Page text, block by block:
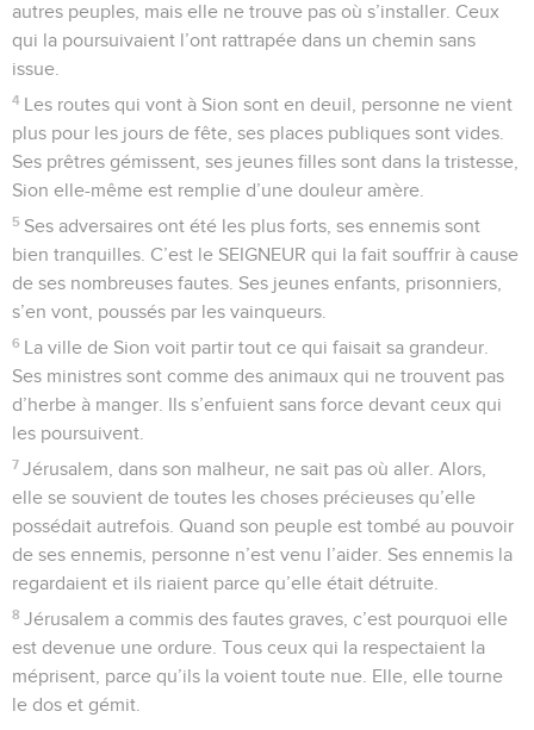
autres peuples, mais elle ne trouve pas où s’installer. Ceux
qui la poursuivaient l’ont rattrapée dans un chemin sans
issue.
4 Les routes qui vont à Sion sont en deuil, personne ne vient
plus pour les jours de fête, ses places publiques sont vides.
Ses prêtres gémissent, ses jeunes filles sont dans la tristesse,
Sion elle-même est remplie d’une douleur amère.
5 Ses adversaires ont été les plus forts, ses ennemis sont
bien tranquilles. C’est le SEIGNEUR qui la fait souffrir à cause
de ses nombreuses fautes. Ses jeunes enfants, prisonniers,
s’en vont, poussés par les vainqueurs.
6 La ville de Sion voit partir tout ce qui faisait sa grandeur.
Ses ministres sont comme des animaux qui ne trouvent pas
d’herbe à manger. Ils s’enfuient sans force devant ceux qui
les poursuivent.
7 Jérusalem, dans son malheur, ne sait pas où aller. Alors,
elle se souvient de toutes les choses précieuses qu’elle
possédait autrefois. Quand son peuple est tombé au pouvoir
de ses ennemis, personne n’est venu l’aider. Ses ennemis la
regardaient et ils riaient parce qu’elle était détruite.
8 Jérusalem a commis des fautes graves, c’est pourquoi elle
est devenue une ordure. Tous ceux qui la respectaient la
méprisent, parce qu’ils la voient toute nue. Elle, elle tourne
le dos et gémit.